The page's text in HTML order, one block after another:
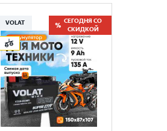
VOLAT
СЕГОДНЯ СО
СКИДКОЙ